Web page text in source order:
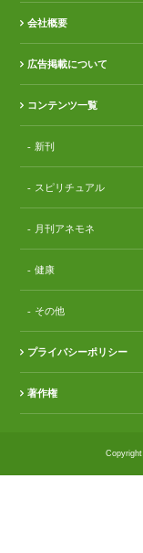
会社概要
広告掲載について
コンテンツ一覧
新刊
スピリチュアル
月刊アネモネ
健康
その他
プライバシーポリシー
著作権